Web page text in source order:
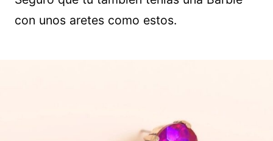
con unos aretes como estos.